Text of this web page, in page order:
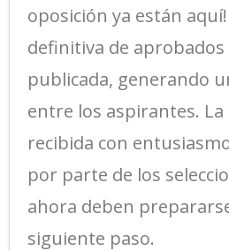
oposición ya están
definitiva de aprobados
publicada, generando
entre los aspirantes.
recibida con
por parte de los
ahora deben
siguiente paso.